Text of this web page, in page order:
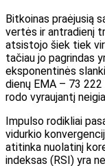
Bitkoinas praėjusią
vertės ir antradienį
atsistojo šiek tiek
tačiau jo pagrindas
eksponentinės
dienų EMA – 73
rodo vyraujantį
Impulso rodikliai
vidurkio
atitinka nuolatinį
indeksas (RSI) yra